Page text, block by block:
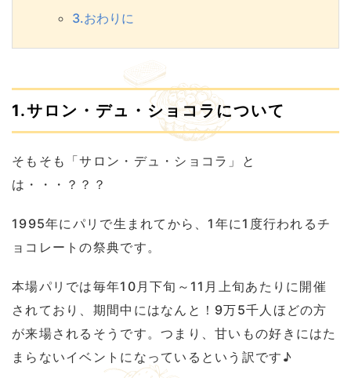
3.おわりに
1.サロン・デュ・ショコラについて
そもそも「サロン・デュ・ショコラ」と
は・・・？？？
1995年にパリで生まれてから、1年に1度行われるチ
ョコレートの祭典です。
本場パリでは毎年10月下旬～11月上旬あたりに開催
されており、期間中にはなんと！9万5千人ほどの方
が来場されるそうです。つまり、甘いもの好きにはた
まらないイベントになっているという訳です♪